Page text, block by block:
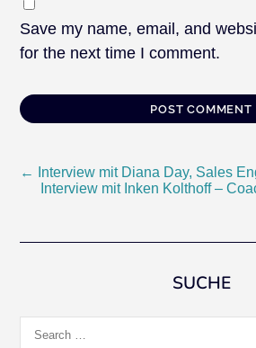
Save my name, email, and
for the next time I comment.
Post
←
Interview mit Diana Day, Sales
Interview mit Inken Kolthoff –
SUCHE
for: